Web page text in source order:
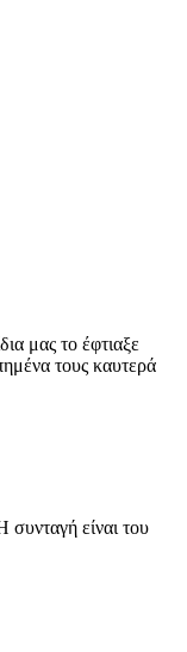
μας το έφτιαξε
τους καυτερά
είναι του